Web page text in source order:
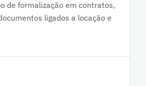
de formalização em contratos,
ligados a locação e